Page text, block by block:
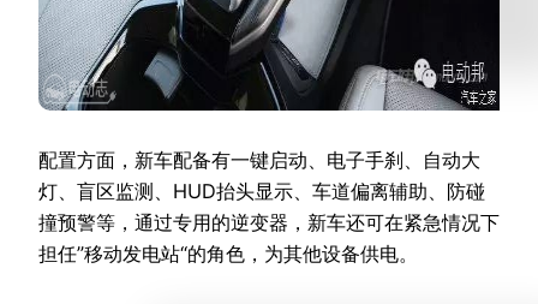
配置方面，新车配备有一键启动、电子手刹、自动大
灯、盲区监测、HUD抬头显示、车道偏离辅助、防碰
撞预警等，通过专用的逆变器，新车还可在紧急情况下
担任”移动发电站“的角色，为其他设备供电。